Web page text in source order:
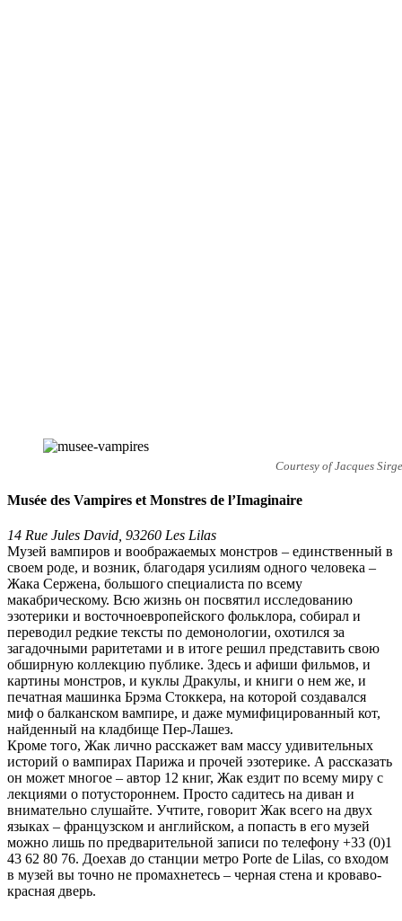
Courtesy of Jacques
Musée des Vampires et Monstres de l’Imaginaire
14 Rue Jules David, 93260 Les Lilas
Музей вампиров и воображаемых монстров – единственный в
своем роде, и возник, благодаря усилиям одного человека –
Жака Сержена, большого специалиста по всему
макабрическому. Всю жизнь он посвятил исследованию
эзотерики и восточноевропейского фольклора, собирал и
переводил редкие тексты по демонологии, охотился за
загадочными раритетами и в итоге решил представить свою
обширную коллекцию публике. Здесь и афиши фильмов, и
картины монстров, и куклы Дракулы, и книги о нем же, и
печатная машинка Брэма Стоккера, на которой создавался
миф о балканском вампире, и даже мумифицированный кот,
найденный на кладбище Пер-Лашез.
Кроме того, Жак лично расскажет вам массу удивительных
историй о вампирах Парижа и прочей эзотерике. А рассказать
он может многое – автор 12 книг, Жак ездит по всему миру с
лекциями о потустороннем. Просто садитесь на диван и
внимательно слушайте. Учтите, говорит Жак всего на двух
языках – французском и английском, а попасть в его музей
можно лишь по предварительной записи по телефону +33 (0)1
43 62 80 76. Доехав до станции метро Porte de Lilas, со входом
в музей вы точно не промахнетесь – черная стена и кроваво-
красная дверь.